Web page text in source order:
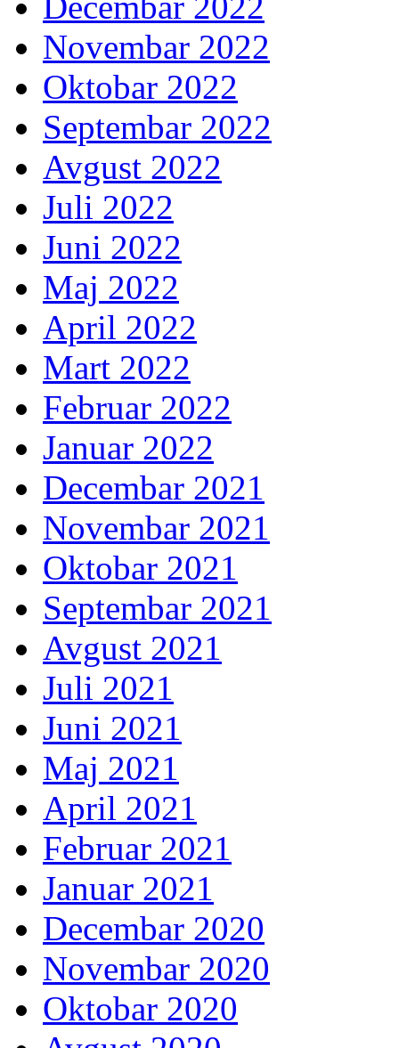
Novembar 2022
Oktobar 2022
Septembar 2022
Avgust 2022
Juli 2022
Juni 2022
Maj 2022
April 2022
Mart 2022
Februar 2022
Januar 2022
Decembar 2021
Novembar 2021
Oktobar 2021
Septembar 2021
Avgust 2021
Juli 2021
Juni 2021
Maj 2021
April 2021
Februar 2021
Januar 2021
Decembar 2020
Novembar 2020
Oktobar 2020